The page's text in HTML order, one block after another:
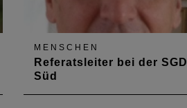
MENSCHEN
Referatsleiter bei der SGD
Süd